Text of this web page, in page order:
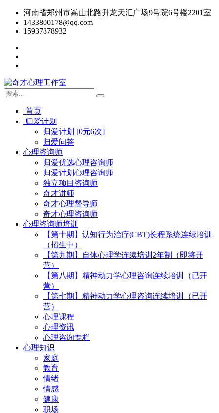
河南省郑州市嵩山北路升龙天汇广场9号院6号楼2201室
1433800178@qq.com
15937878932
首页
归爱计划
归爱计划 [0元6次]
归爱问答
心理咨询师
归爱优选心理咨询师
归爱计划心理咨询师
独立项目咨询师
奇才讲师
奇才心理督导师
奇才心理咨询师
心理咨询师培训
【第十期】认知行为治疗(CBT)长程系统连续培训
（招生中）
【第九期】自体心理学连续培训2年制（即将开
营）
【第八期】精神动力学心理咨询连续培训（已开
营）
【第七期】精神动力学心理咨询连续培训（已开
营）
心理课程
心理资讯
心理咨询专栏
心理知识
家庭
教育
情绪
情感
健康
职场